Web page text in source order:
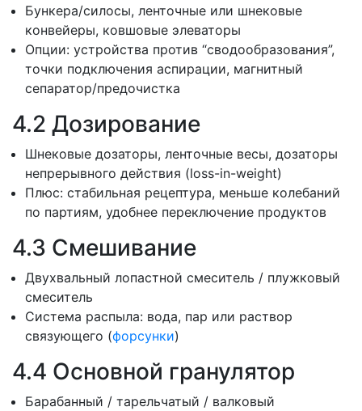
Бункера/силосы, ленточные или шнековые
конвейеры, ковшовые элеваторы
Опции: устройства против “сводообразования”,
точки подключения аспирации, магнитный
сепаратор/предочистка
4.2 Дозирование
Шнековые дозаторы, ленточные весы, дозаторы
непрерывного действия (loss-in-weight)
Плюс: стабильная рецептура, меньше колебаний
по партиям, удобнее переключение продуктов
4.3 Смешивание
Двухвальный лопастной смеситель / плужковый
смеситель
Система распыла: вода, пар или раствор
связующего (форсунки)
4.4 Основной гранулятор
Барабанный / тарельчатый / валковый